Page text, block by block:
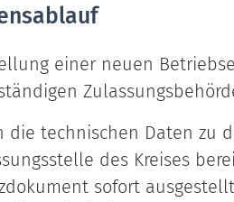
einer neuen
die technischen Daten zu
des Kreises
sofort